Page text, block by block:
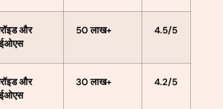
और
50 लाख+ 4.5/5
और
30 लाख+ 4.2/5